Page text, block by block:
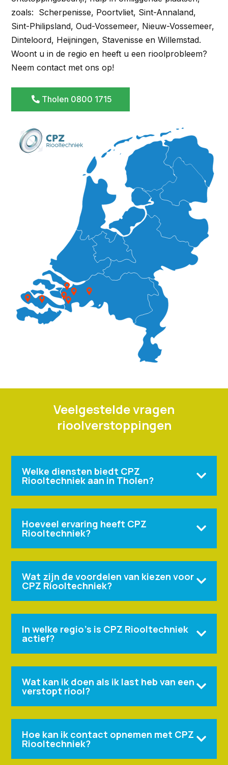
zoals: Scherpenisse, Poortvliet, Sint-Annaland,
Sint-Philipsland, Oud-Vossemeer, Nieuw-Vossemeer,
Dinteloord, Heijningen, Stavenisse en Willemstad.
Woont u in de regio en heeft u een rioolprobleem?
Neem contact met ons op!
Tholen 0800 1715
Veelgestelde vragen
rioolverstoppingen
Welke diensten biedt CPZ
Riooltechniek aan in Tholen? 
Hoeveel ervaring heeft CPZ
Riooltechniek? 
Wat zijn de voordelen van kiezen voor
CPZ Riooltechniek? 
In welke regio's is CPZ Riooltechniek
actief? 
Wat kan ik doen als ik last heb van een
verstopt riool? 
Hoe kan ik contact opnemen met CPZ
Riooltechniek? 